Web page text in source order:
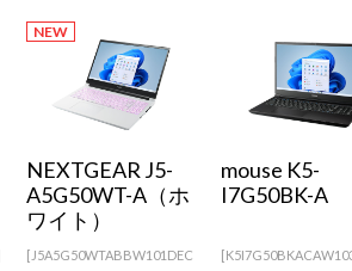
ン
PC
iiyama
Windows 11|Copilot+ PC
スペック/パーツ別
AIおすすめパソコン
Windows 11|
Copilot+ PC
NEW
NEXTGEAR J5-
A5G50WT-A（ホ
ワイト）
[J5A5G50WTABBW101DEC
mouse K5-
I7G50BK-A